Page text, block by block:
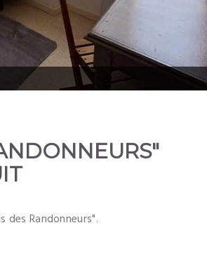
Randonneurs".